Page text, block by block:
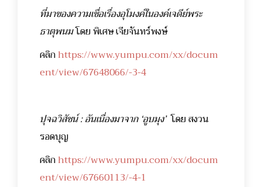
ที่มาของความเชื่อเรื่องอุโมงค์ในองค์เจดีย์พระ
ธาตุพนมโดย พิเศษ เจียจันทร์พงษ์
คลิกhttps://www.yumpu.com/xx/docum
ent/view/67648066/-3-4
ปุจฉวิสัชน์ : อันเนื่องมาจาก ‘อูบมุง’โดย สงวน
รอดบุญ
คลิกhttps://www.yumpu.com/xx/docum
ent/view/67660113/-4-1